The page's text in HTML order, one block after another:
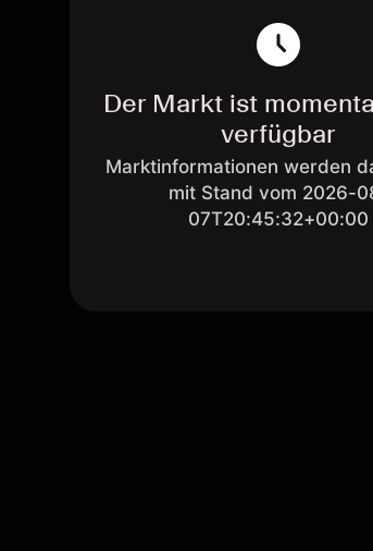
Der Markt ist
verfügbar
Marktinformationen werden
mit Stand vom 2026-
07T20:45:32+00:00